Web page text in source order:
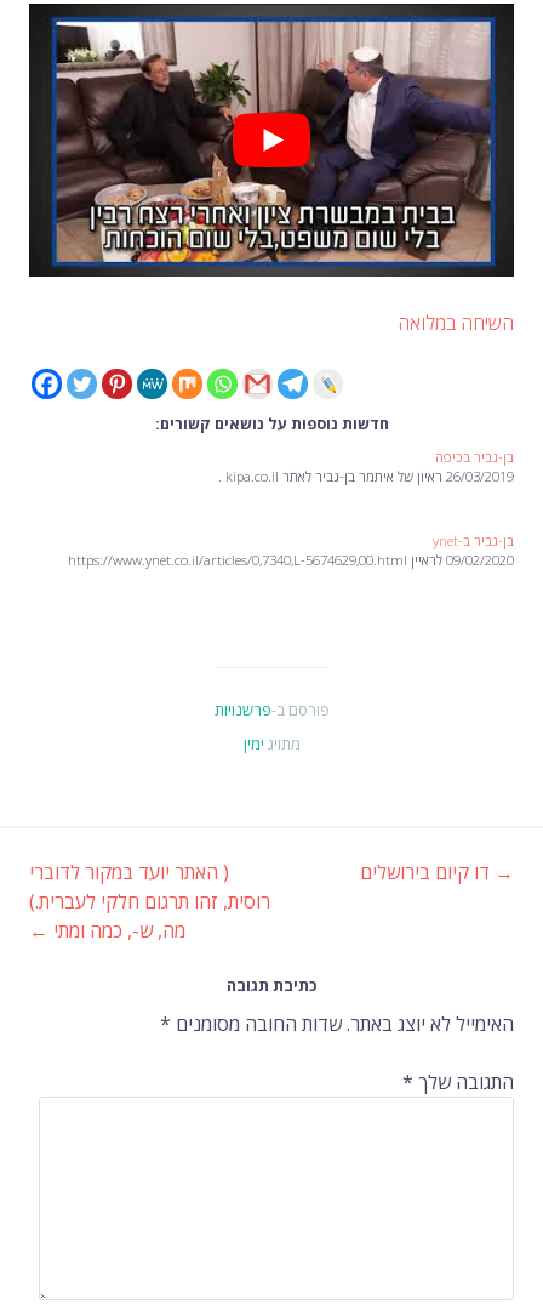
השיחה במלואה
חדשות נוספות על נושאים קשורים:
בן-גביר בכיפה
26/03/2019 ראיון של איתמר בן-גביר לאתר kipa.co.il .
בן-גביר ב-ynet
09/02/2020 לראיין https://www.ynet.co.il/articles/0,7340,L-5674629,00.html
פורסם ב-פרשנויות
מתויג ימין
ניווט
→ דו קיום בירושלים
( האתר יועד במקור לדוברי
רוסית, זהו תרגום חלקי לעברית.)
מה, ש-, כמה ומתי ←
כתיבת תגובה
האימייל לא יוצג באתר.שדות החובה מסומנים *
התגובה שלך *